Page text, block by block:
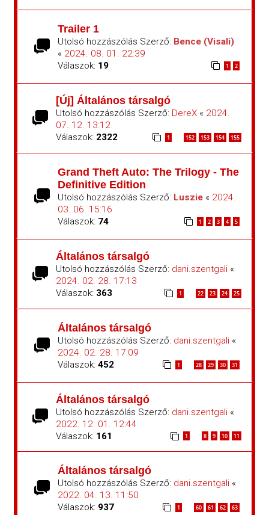
Trailer 1
Utolsó hozzászólás Szerző: Bence (Visali)
« 2024. 08. 01. 22:39
Válaszok: 19 1 2
[Új] Általános társalgó
Utolsó hozzászólás Szerző: DereX« 2024.
07. 12. 13:12
Válaszok: 2322 1 152 153 154 155
Grand Theft Auto: The Trilogy - The
Definitive Edition
Utolsó hozzászólás Szerző: Luszie« 2024.
03. 06. 15:16
Válaszok: 74 1 2 3 4 5
Általános társalgó
Utolsó hozzászólás Szerző: dani.szentgali«
2024. 02. 28. 17:13
Válaszok: 363 1 22 23 24 25
Általános társalgó
Utolsó hozzászólás Szerző: dani.szentgali«
2024. 02. 28. 17:09
Válaszok: 452 1 28 29 30 31
Általános társalgó
Utolsó hozzászólás Szerző: dani.szentgali«
2022. 12. 01. 12:44
Válaszok: 161 1 8 9 10 11
Általános társalgó
Utolsó hozzászólás Szerző: dani.szentgali«
2022. 04. 13. 11:50
Válaszok: 937 1 60 61 62 63